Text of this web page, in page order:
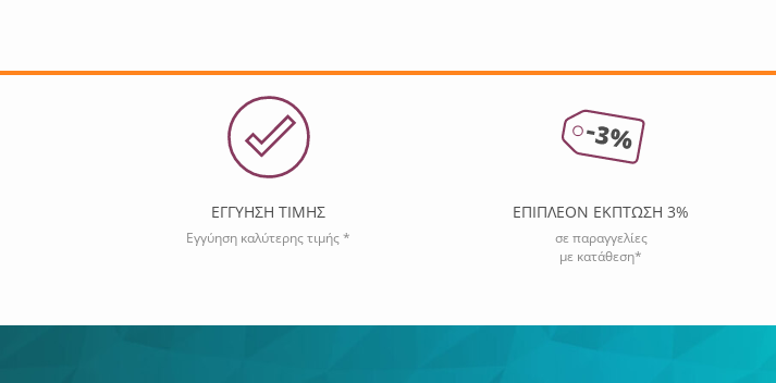
ΕΓΓΥΗΣΗ ΤΙΜΗΣ
Εγγύηση καλύτερης τιμής *
ΕΠΙΠΛΕΟΝ ΕΚΠΤΩΣΗ 3%
σε παραγγελίες
με κατάθεση*